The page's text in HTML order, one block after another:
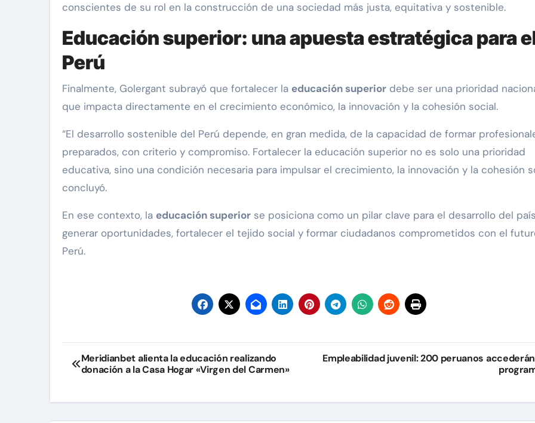
conscientes de su rol en la construcción de una sociedad más justa, equitativa y sostenible.
Educación superior: una apuesta estratégica para
Perú
Finalmente, Golergant subrayó que fortalecer la educación superior debe ser una prioridad
que impacta directamente en el crecimiento económico, la innovación y la cohesión social.
“El desarrollo sostenible del Perú depende, en gran medida, de la capacidad de formar
preparados, con criterio y compromiso. Fortalecer la educación superior no es solo una prioridad
educativa, sino una condición necesaria para impulsar el crecimiento, la innovación y la cohesión
concluyó.
En ese contexto, la educación superior se posiciona como un pilar clave para el desarrollo del
generar oportunidades, fortalecer el tejido social y formar ciudadanos comprometidos con el
Perú.
Navegación
de
entradas
Meridianbet alienta la educación realizando
donación a la Casa Hogar «Virgen del Carmen»
Empleabilidad juvenil: 200 peruanos